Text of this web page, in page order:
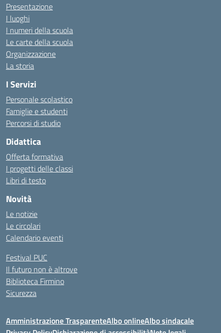
Presentazione
I luoghi
I numeri della scuola
Le carte della scuola
Organizzazione
La storia
I Servizi
Personale scolastico
Famiglie e studenti
Percorsi di studio
Didattica
Offerta formativa
I progetti delle classi
Libri di testo
Novità
Le notizie
Le circolari
Calendario eventi
Festival PUC
Il futuro non è altrove
Biblioteca Firmino
Sicurezza
Amministrazione TrasparenteAlbo onlineAlbo sindacale